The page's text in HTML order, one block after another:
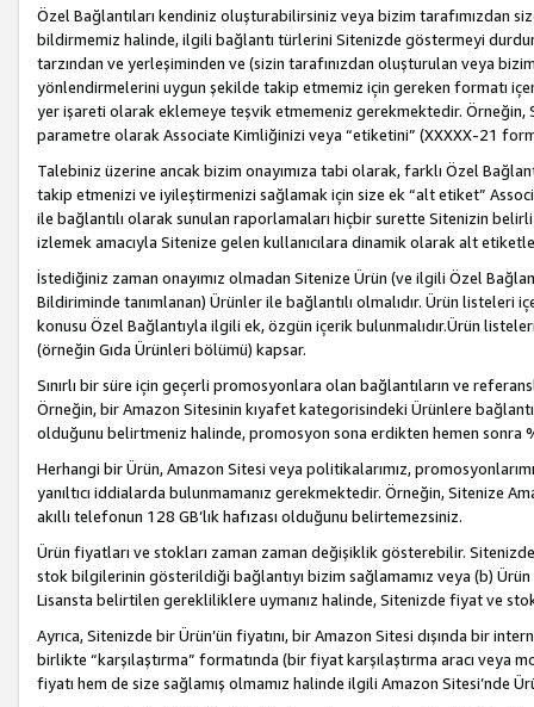
Özel Bağlantıları kendiniz oluşturabilirsiniz veya bizim tarafımızdan
bildirmemiz halinde, ilgili bağlantı türlerini Sitenizde göstermeyi
tarzından ve yerleşiminden ve (sizin tarafınızdan oluşturulan veya
yönlendirmelerini uygun şekilde takip etmemiz için gereken formatı
yer işareti olarak eklemeye teşvik etmemeniz gerekmektedir. Örneğin,
parametre olarak Associate Kimliğinizi veya “etiketini” (XXXXX-21
Talebiniz üzerine ancak bizim onayımıza tabi olarak, farklı Özel
takip etmenizi ve iyileştirmenizi sağlamak için size ek “alt etiket”
ile bağlantılı olarak sunulan raporlamaları hiçbir surette Sitenizin belirli
izlemek amacıyla Sitenize gelen kullanıcılara dinamik olarak alt
İstediğiniz zaman onayımız olmadan Sitenize Ürün (ve ilgili Özel
Bildiriminde tanımlanan) Ürünler ile bağlantılı olmalıdır. Ürün listeleri
konusu Özel Bağlantıyla ilgili ek, özgün içerik bulunmalıdır.Ürün
(örneğin Gıda Ürünleri bölümü) kapsar.
Sınırlı bir süre için geçerli promosyonlara olan bağlantıların ve
Örneğin, bir Amazon Sitesinin kıyafet kategorisindeki Ürünlere
olduğunu belirtmeniz halinde, promosyon sona erdikten hemen sonra
Herhangi bir Ürün, Amazon Sitesi veya politikalarımız,
yanıltıcı iddialarda bulunmamanız gerekmektedir. Örneğin, Sitenize
akıllı telefonun 128 GB’lık hafızası olduğunu belirtemezsiniz.
Ürün fiyatları ve stokları zaman zaman değişiklik gösterebilir.
stok bilgilerinin gösterildiği bağlantıyı bizim sağlamamız veya (b)
Lisansta belirtilen gerekliliklere uymanız halinde, Sitenizde fiyat ve
Ayrıca, Sitenizde bir Ürün’ün fiyatını, bir Amazon Sitesi dışında bir
birlikte “karşılaştırma” formatında (bir fiyat karşılaştırma aracı veya
fiyatı hem de size sağlamış olmamız halinde ilgili Amazon Sitesi’nde